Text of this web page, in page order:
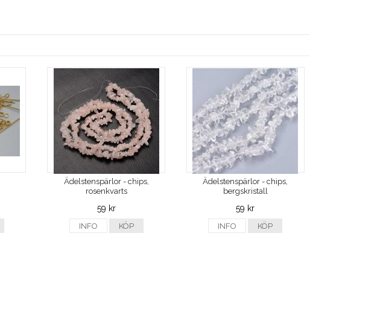
Ädelstenspärlor - chips,
rosenkvarts
59 kr
INFO KÖP
Ädelstenspärlor - chips,
bergskristall
59 kr
INFO KÖP